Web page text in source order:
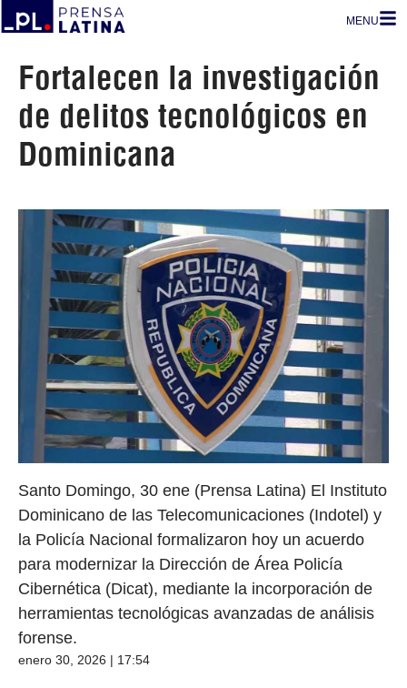
MENU
Fortalecen la investigación
de delitos tecnológicos en
Dominicana
Santo Domingo, 30 ene (Prensa Latina) El Instituto
Dominicano de las Telecomunicaciones (Indotel) y
la Policía Nacional formalizaron hoy un acuerdo
para modernizar la Dirección de Área Policía
Cibernética (Dicat), mediante la incorporación de
herramientas tecnológicas avanzadas de análisis
forense.
enero 30, 2026 | 17:54